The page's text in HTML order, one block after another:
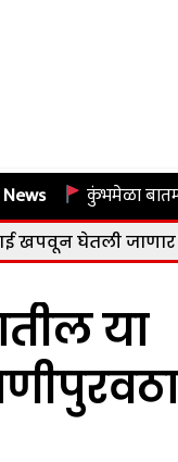
कुंभमेळा
नाही;
या